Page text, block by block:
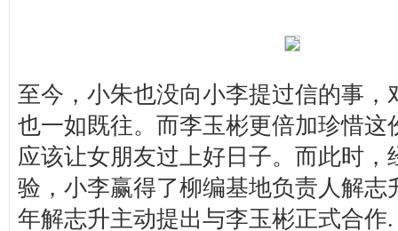
至今，小朱也没向小李提过信的事，
也一如既往。而李玉彬更倍加珍惜这
应该让女朋友过上好日子。而此时，
验，小李赢得了柳编基地负责人解志
年解志升主动提出与李玉彬正式合作.